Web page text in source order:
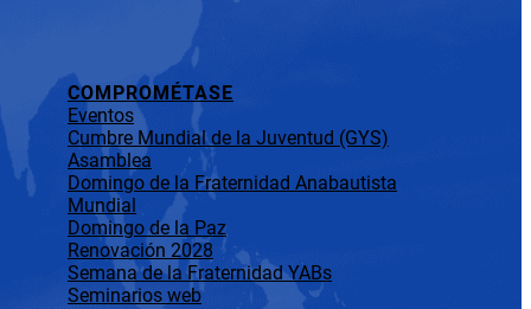
COMPROMÉTASE
Eventos
Cumbre Mundial de la Juventud (GYS)
Asamblea
Domingo de la Fraternidad Anabautista
Mundial
Domingo de la Paz
Renovación 2028
Semana de la Fraternidad YABs
Seminarios web